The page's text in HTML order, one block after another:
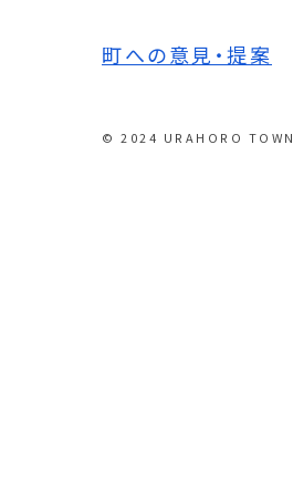
町への意見・提案
© 2024 URAHORO TOWN